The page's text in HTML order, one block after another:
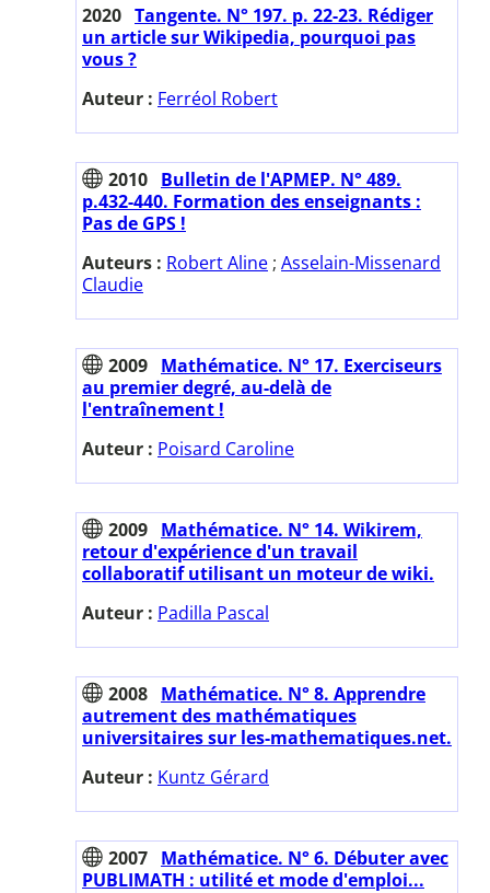
2020 Tangente. N° 197. p. 22-23. Rédiger
un article sur Wikipedia, pourquoi pas
vous ?
Auteur : Ferréol Robert
2010 Bulletin de l'APMEP. N° 489.
p.432-440. Formation des enseignants :
Pas de GPS !
Auteurs : Robert Aline ; Asselain-Missenard
Claudie
2009 Mathématice. N° 17. Exerciseurs
au premier degré, au-delà de
l'entraînement !
Auteur : Poisard Caroline
2009 Mathématice. N° 14. Wikirem,
retour d'expérience d'un travail
collaboratif utilisant un moteur de wiki.
Auteur : Padilla Pascal
2008 Mathématice. N° 8. Apprendre
autrement des mathématiques
universitaires sur les-mathematiques.net.
Auteur : Kuntz Gérard
2007 Mathématice. N° 6. Débuter avec
PUBLIMATH : utilité et mode d'emploi...